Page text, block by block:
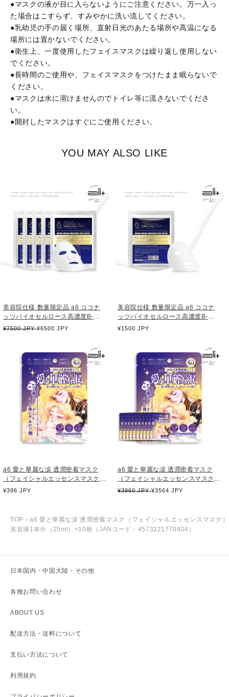
●マスクの液が目に入らないようにご注意ください。万一入っ
た場合はこすらず、すみやかに洗い流してください。
●乳幼児の手の届く場所、直射日光のあたる場所や高温になる
場所には置かないでください。
●衛生上、一度使用したフェイスマスクは繰り返し使用しない
でください。
●長時間のご使用や、フェイスマスクをつけたまま眠らないで
ください。
●マスクは水に溶けませんのでトイレ等に流さないでくださ
い。
●開封したマスクはすぐにご使用ください。
YOU MAY ALSO LIKE
美容院仕様 数量限定品 a6 ココナ
ッツバイオセルロース高濃度B-
MSCマスク 内容量 25ml /枚（ 5枚
通
¥7500 JPY¥6500 JPY
美容院仕様 数量限定品 a6 ココナ
ッツバイオセルロース高濃度B-
MSCマスク 内容量 25ml /枚
通
¥1500 JPY
a6 愛と華麗な涙 透潤密着マスク
（フェイシャルエッセンスマスク）
美容液1本分（25ml）JANコード：
通
¥396 JPY
a6 愛と華麗な涙 透潤密着マスク
（フェイシャルエッセンスマスク）
美容液1本分（25ml）×10枚（JAN
通
¥3960 JPY¥3564 JPY
TOP › a6 愛と華麗な涙 透潤密着マスク（フェイシャルエッセンスマスク）
美容液1本分（25ml）×10枚（JANコード：4573221770404）
日本国内・中国大陸・その他
各種お問い合わせ
ABOUT US
配送方法・送料について
支払い方法について
利用規約